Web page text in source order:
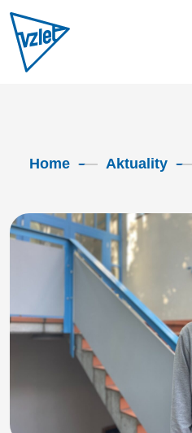
Home Aktuality